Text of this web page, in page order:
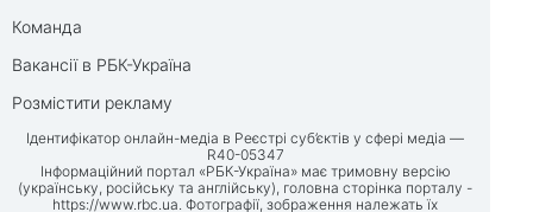
Команда
Вакансії в РБК-Україна
Розмістити рекламу
Ідентифікатор онлайн-медіа в Реєстрі суб’єктів у сфері медіа —
R40-05347
Інформаційний портал «РБК-Україна» має тримовну версію
(українську, російську та англійську), головна сторінка порталу -
https://www.rbc.ua. Фотографії, зображення належать їх